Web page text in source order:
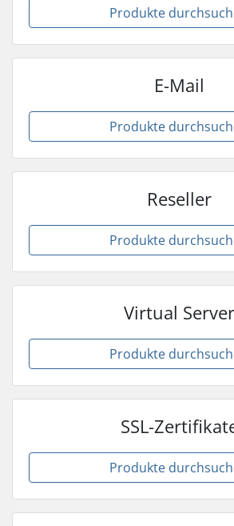
Produkte
E-Mail
Produkte
Reseller
Produkte
Virtual Server
Produkte
SSL-
Produkte